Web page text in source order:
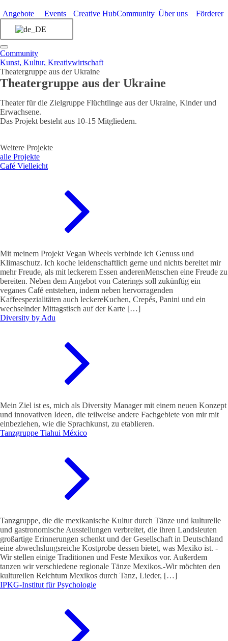
Angebote Events Creative HubCommunity Über uns Förderer
Community
Kunst, Kultur, Kreativwirtschaft
Theatergruppe aus der Ukraine
Theatergruppe aus der Ukraine
Theater für die Zielgruppe Flüchtlinge aus der Ukraine, Kinder und
Erwachsene.
Das Projekt besteht aus 10-15 Mitgliedern.
Weitere Projekte
alle Projekte
Café Vielleicht
Mit meinem Projekt Vegan Wheels verbinde ich Genuss und
Klimaschutz. Ich koche leidenschaftlich gerne und nichts bereitet mir
mehr Freude, als mit leckerem Essen anderenMenschen eine Freude zu
bereiten. Neben dem Angebot von Caterings soll zukünftig ein
veganes Café entstehen, indem neben hervorragenden
Kaffeespezialitäten auch leckereKuchen, Crepés, Panini und ein
wechselnder Mittagstisch auf der Karte […]
Diversity by Adu
Mein Ziel ist es, mich als Diversity Manager mit einem neuen Konzept
und innovativen Ideen, die teilweise andere Fachgebiete von mir mit
einbeziehen, wie die Sprachkunst, zu etablieren.
Tanzgruppe Tiahui México
Tanzgruppe, die die mexikanische Kultur durch Tänze und kulturelle
und gastronomische Ausstellungen verbreitet, die ihren Landsleuten
großartige Erinnerungen schenkt und der Gesellschaft in Deutschland
eine abwechslungsreiche Kostprobe dessen bietet, was Mexiko ist. -
Wir stellen einige Traditionen und Feste Mexikos vor. Außerdem
tanzen wir verschiedene regionale Tänze Mexikos.-Wir möchten den
kulturellen Reichtum Mexikos durch Tanz, Lieder, […]
IPKG-Institut für Psychologie